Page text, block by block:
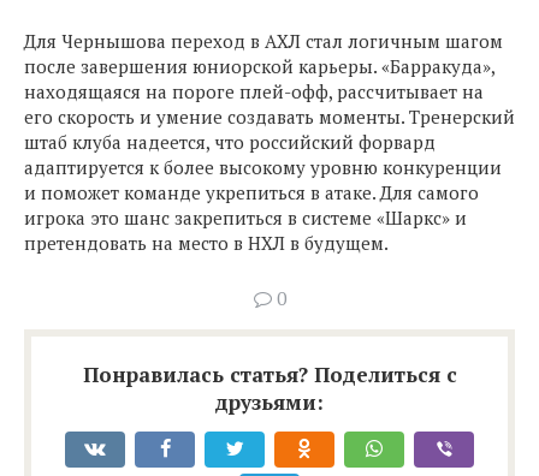
Для Чернышова переход в АХЛ стал логичным шагом
после завершения юниорской карьеры. «Барракуда»,
находящаяся на пороге плей-офф, рассчитывает на
его скорость и умение создавать моменты. Тренерский
штаб клуба надеется, что российский форвард
адаптируется к более высокому уровню конкуренции
и поможет команде укрепиться в атаке. Для самого
игрока это шанс закрепиться в системе «Шаркс» и
претендовать на место в НХЛ в будущем.
0
Понравилась статья? Поделиться с
друзьями: